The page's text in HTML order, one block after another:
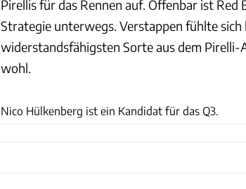
Pirellis für das Rennen auf. Offenbar ist Red
Strategie unterwegs. Verstappen fühlte sich
widerstandsfähigsten Sorte aus dem Pirelli-
wohl.
Nico Hülkenberg ist ein Kandidat für das Q3.